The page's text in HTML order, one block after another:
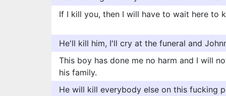
If I kill you, then I will have to wait here to
He'll kill him, I'll cry at the funeral and
This boy has done me no harm and I will
his family.
He will kill everybody else on this fucking